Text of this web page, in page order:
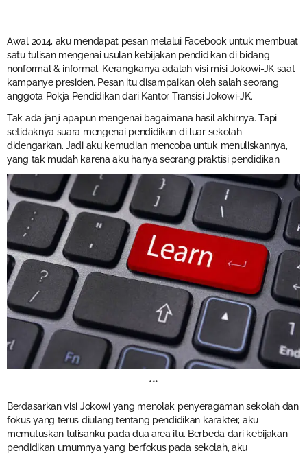
Awal 2014, aku mendapat pesan melalui Facebook untuk membuat
satu tulisan mengenai usulan kebijakan pendidikan di bidang
nonformal & informal. Kerangkanya adalah visi misi Jokowi-JK saat
kampanye presiden. Pesan itu disampaikan oleh salah seorang
anggota Pokja Pendidikan dari Kantor Transisi Jokowi-JK.
Tak ada janji apapun mengenai bagaimana hasil akhirnya. Tapi
setidaknya suara mengenai pendidikan di luar sekolah
didengarkan. Jadi aku kemudian mencoba untuk menuliskannya,
yang tak mudah karena aku hanya seorang praktisi pendidikan.
***
Berdasarkan visi Jokowi yang menolak penyeragaman sekolah dan
fokus yang terus diulang tentang pendidikan karakter, aku
memutuskan tulisanku pada dua area itu. Berbeda dari kebijakan
pendidikan umumnya yang berfokus pada sekolah, aku